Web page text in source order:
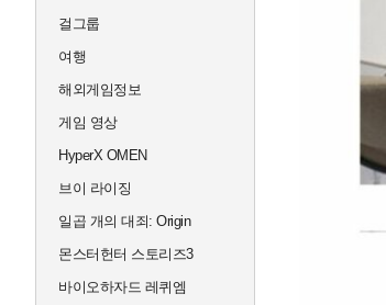
걸그룹
여행
해외게임정보
게임 영상
HyperX OMEN
브이 라이징
일곱 개의 대죄: Origin
몬스터헌터 스토리즈3
바이오하자드 레퀴엠